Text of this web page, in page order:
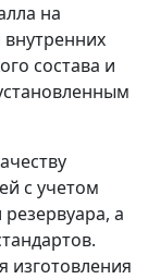
на
состава и
с учетом
а
изготовления